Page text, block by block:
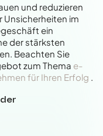
und reduzieren
Unsicherheiten im
ein
der stärksten
Beachten Sie
zum Thema e-
für Ihren Erfolg